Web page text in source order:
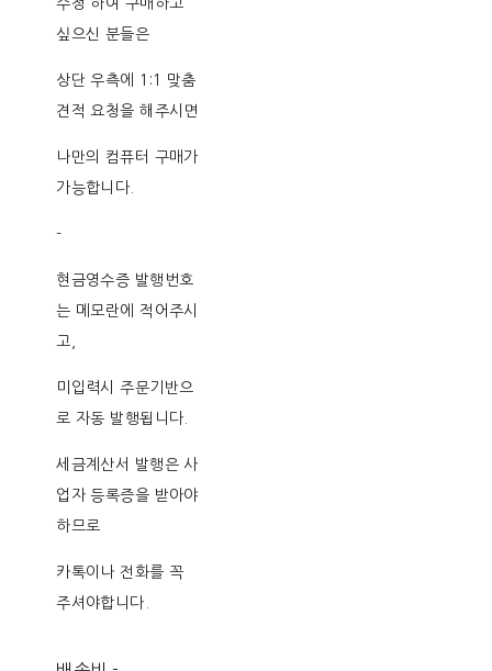
수정 하여 구매하고
싶으신 분들은
상단 우측에 1:1 맞춤
견적 요청을 해주시면
나만의 컴퓨터 구매가
가능합니다.
-
현금영수증 발행번호
는 메모란에 적어주시
고,
미입력시 주문기반으
로 자동 발행됩니다.
세금계산서 발행은 사
업자 등록증을 받아야
하므로
카톡이나 전화를 꼭
주셔야합니다.